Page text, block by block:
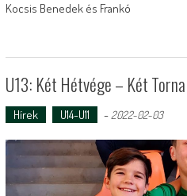
Kocsis Benedek és Frankó
U13: Két Hétvége – Két Torna
Hírek U14-U11 - 2022-02-03